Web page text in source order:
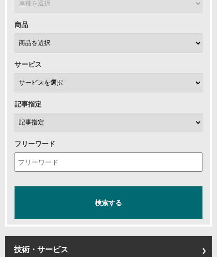
商品
サービス
記事指定
フリーワード
技術・サービス